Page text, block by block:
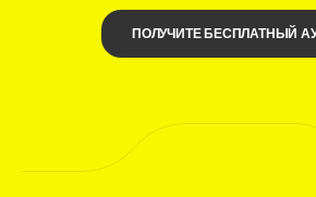
ПОЛУЧИТЕ БЕСПЛАТНЫЙ